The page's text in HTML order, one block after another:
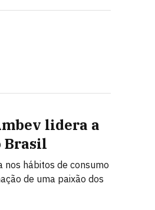
lidera a
Brasil
nos hábitos de consumo
de uma paixão dos